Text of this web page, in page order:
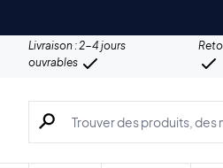
Livraison : 2-4 jours
ouvrables
Recherche de produits, de